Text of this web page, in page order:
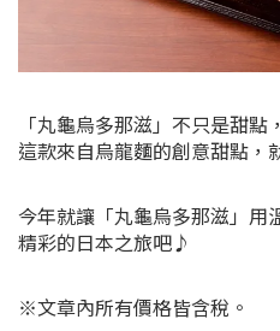
「丸龜烏多那滋」不只是甜
這款來自烏龍麵的創意甜點，
今年就讓「丸龜烏多那滋」用
精彩的日本之旅吧♪
※文章內所有價格皆含稅。